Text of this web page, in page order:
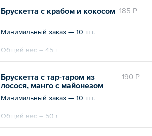
185 ₽
Брускетта с крабом и кокосом
Минимальный заказ — 10 шт.
Общий вес – 45 г
190 ₽
Брускетта с тар-таром из
лосося, манго с майонезом
васаби
Минимальный заказ — 10 шт.
Общий вес – 50 г